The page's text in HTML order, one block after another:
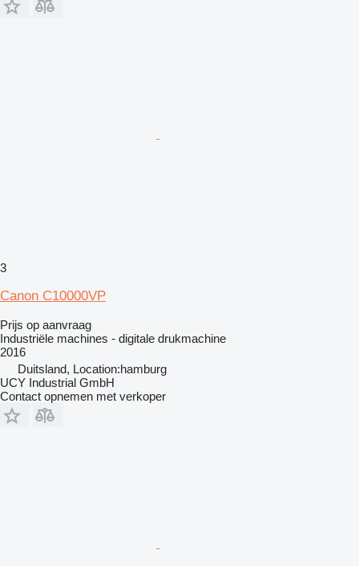
3
Canon C10000VP
Prijs op aanvraag
Industriële machines - digitale drukmachine
2016
Duitsland, Location:hamburg
UCY Industrial GmbH
Contact opnemen met verkoper